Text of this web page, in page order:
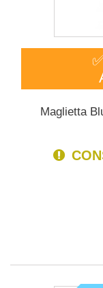
Maglietta